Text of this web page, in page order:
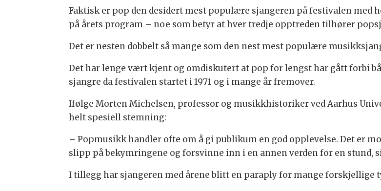
Faktisk er pop den desidert mest populære sjangeren på festivalen med
på årets program – noe som betyr at hver tredje opptreden tilhører
Det er nesten dobbelt så mange som den nest mest populære
Det har lenge vært kjent og omdiskutert at pop for lengst har gått forbi
sjangre da festivalen startet i 1971 og i mange år fremover.
Ifølge Morten Michelsen, professor og musikkhistoriker ved Aarhus
helt spesiell stemning:
– Popmusikk handler ofte om å gi publikum en god opplevelse. Det er
slipp på bekymringene og forsvinne inn i en annen verden for en stund,
I tillegg har sjangeren med årene blitt en paraply for mange forskjellige